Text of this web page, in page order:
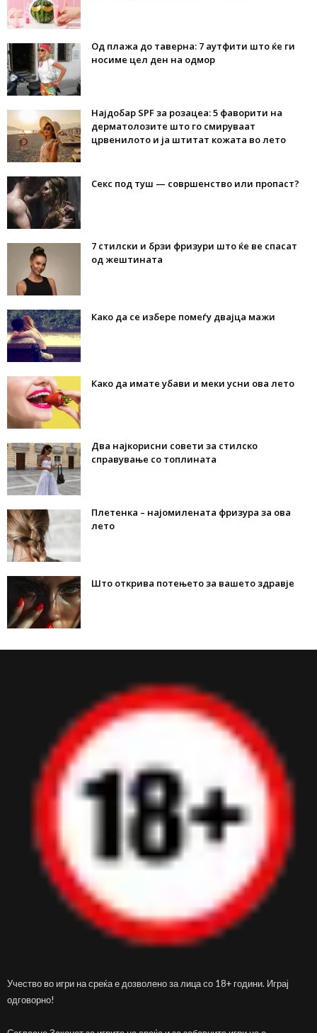
Од плажа до таверна: 7 аутфити што ќе ги
носиме цел ден на одмор
Најдобар SPF за розацеа: 5 фаворити на
дерматолозите што го смируваат
црвенилото и ја штитат кожата во лето
Секс под туш — совршенство или пропаст?
7 стилски и брзи фризури што ќе ве спасат
од жештината
Како да се избере помеѓу двајца мажи
Како да имате убави и меки усни ова лето
Два најкорисни совети за стилско
справување со топлината
Плетенка – најомилената фризура за ова
лето
Што открива потењето за вашето здравје
Учество во игри на среќа е дозволено за лица со 18+ години. Играј
одговорно!